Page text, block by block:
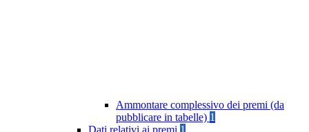
Ammontare complessivo dei premi (da
pubblicare in tabelle) 1